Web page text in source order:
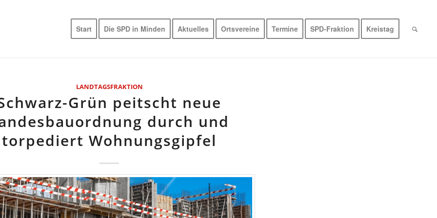
Start Die SPD in Minden Aktuelles Ortsvereine Termine SPD-Fraktion Kreistag
LANDTAGSFRAKTION
Grün peitscht neue
durch und
torpediert Wohnungsgipfel